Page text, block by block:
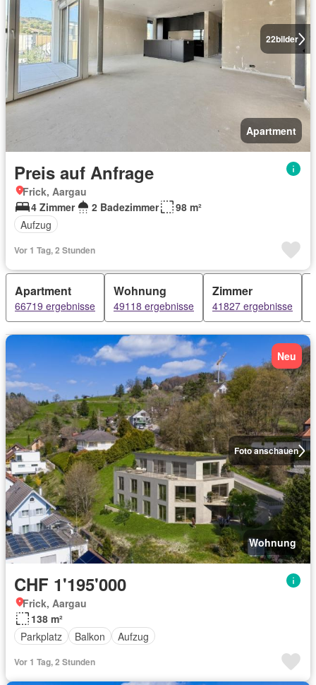
22bilder
Apartment
Preis auf Anfrage
Frick, Aargau
4 Zimmer
2 Badezimmer
98 m²
Aufzug
Vor 1 Tag, 2 Stunden
Apartment
66719 ergebnisse
Wohnung
49118 ergebnisse
Zimmer
41827 ergebnisse
Foto anschauen
Neu
Wohnung
CHF 1'195'000
Frick, Aargau
138 m²
Parkplatz
Balkon Aufzug
Vor 1 Tag, 2 Stunden